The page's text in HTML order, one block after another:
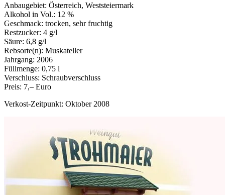
Anbaugebiet: Österreich, Weststeiermark
Alkohol in Vol.: 12 %
Geschmack: trocken, sehr fruchtig
Restzucker: 4 g/l
Säure: 6,8 g/l
Rebsorte(n): Muskateller
Jahrgang: 2006
Füllmenge: 0,75 l
Verschluss: Schraubverschluss
Preis: 7,– Euro
Verkost-Zeitpunkt: Oktober 2008